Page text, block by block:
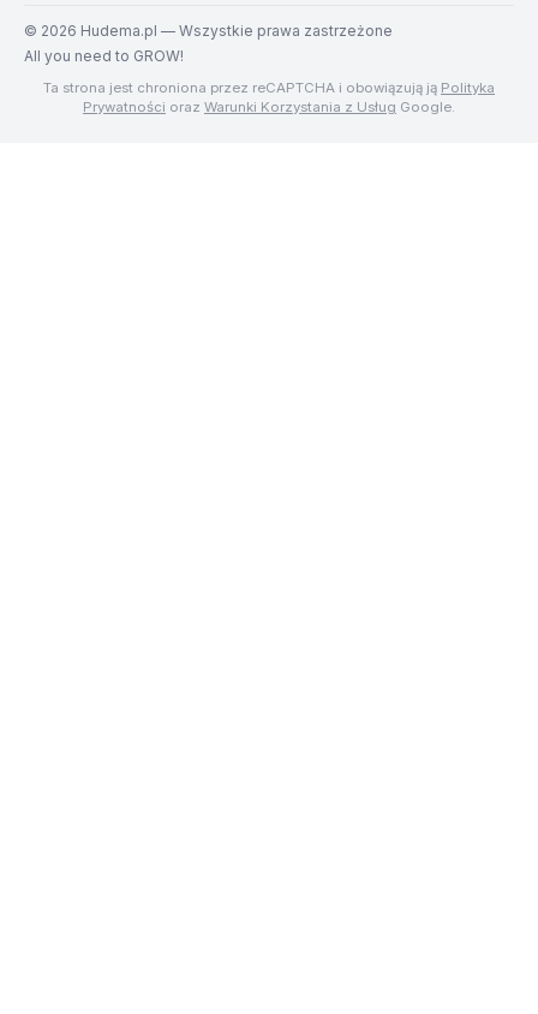
© 2026 Hudema.pl — Wszystkie prawa zastrzeżone
All you need to GROW!
Ta strona jest chroniona przez reCAPTCHA i obowiązują ją Polityka
Prywatności oraz Warunki Korzystania z Usług Google.